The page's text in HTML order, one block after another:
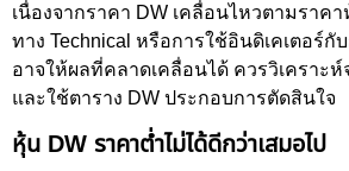
เนื่องจากราคา DW เคลื่อนไหวตามราค
ทาง Technical หรือการใช้อินดิเคเตอร์กั
อาจให้ผลที่คลาดเคลื่อนได้ ควรวิเคราะ
และใช้ตาราง DW ประกอบการตัดสินใจ
หุ้น DW ราคาต่ำไม่ได้ดีกว่าเสมอไป